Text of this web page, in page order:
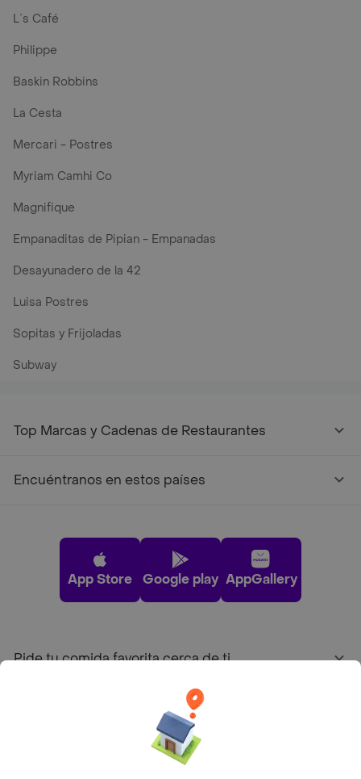
L´s Café
Philippe
Baskin Robbins
La Cesta
Mercari - Postres
Myriam Camhi Co
Magnifique
Empanaditas de Pipian - Empanadas
Desayunadero de la 42
Luisa Postres
Sopitas y Frijoladas
Subway
Top Marcas y Cadenas de Restaurantes
Encuéntranos en estos países
App Store Google play AppGallery
Pide tu comida favorita cerca de ti